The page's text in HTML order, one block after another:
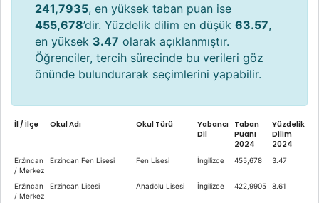
241,7935, en yüksek taban puan ise
455,678’dir. Yüzdelik dilim en düşük 63.57,
en yüksek 3.47 olarak açıklanmıştır.
Öğrenciler, tercih sürecinde bu verileri göz
önünde bulundurarak seçimlerini yapabilir.
İl / İlçe Okul Adı Okul Türü
Yabancı
Dil
Taban
Puanı
2024
Yüzdelik
Dilim
2024
Erzi̇ncan
/ Merkez
Erzincan Fen Lisesi Fen Lisesi İngilizce 455,678 3.47
Erzi̇ncan
/ Merkez
Erzincan Lisesi Anadolu Lisesi İngilizce 422,9905 8.61